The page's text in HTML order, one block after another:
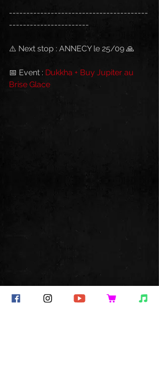
----------------------------------------
-----------------------
⚠️ Next stop : ANNECY le 25/09 🙏
📅 Event : Dukkha + Buy Jupiter au
Brise Glace